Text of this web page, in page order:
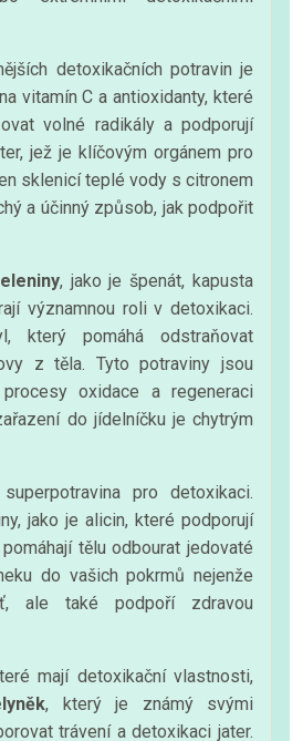
detoxikačních potravin je
vitamín C a antioxidanty, které
volné radikály a podporují
jež je klíčovým orgánem pro
sklenicí teplé vody s citronem
a účinný způsob, jak podpořit
, jako je špenát, kapusta
významnou roli v detoxikaci.
který pomáhá odstraňovat
z těla. Tyto potraviny jsou
oxidace a regeneraci
do jídelníčku je chytrým
pro detoxikaci.
jako je alicin, které podporují
tělu odbourat jedovaté
do vašich pokrmů nejenže
ale také podpoří zdravou
mají detoxikační vlastnosti,
, který je známý svými
trávení a detoxikaci jater.